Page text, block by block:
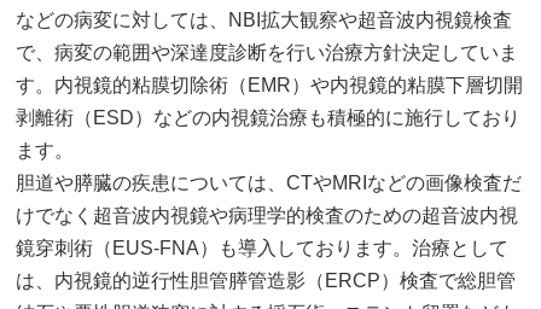
などの病変に対しては、NBI拡大観察や超音波内視鏡検査
で、病変の範囲や深達度診断を行い治療方針決定していま
す。内視鏡的粘膜切除術（EMR）や内視鏡的粘膜下層切開
剥離術（ESD）などの内視鏡治療も積極的に施行しており
ます。
胆道や膵臓の疾患については、CTやMRIなどの画像検査だ
けでなく超音波内視鏡や病理学的検査のための超音波内視
鏡穿刺術（EUS-FNA）も導入しております。治療として
は、内視鏡的逆行性胆管膵管造影（ERCP）検査で総胆管